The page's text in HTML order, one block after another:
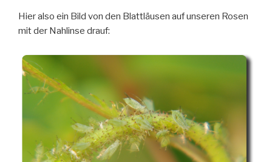
Hier also ein Bild von den Blattläusen auf unseren Rosen
mit der Nahlinse drauf: